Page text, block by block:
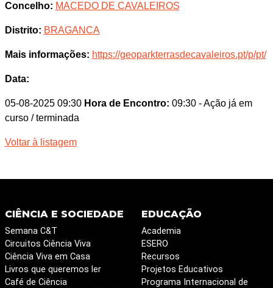
Concelho: MACEDO DE CAVALEIROS
Distrito: BRAGANCA
Mais informações: https://geoparkterrasdecavaleiros.pt/p/pt/
Data:
05-08-2025 09:30 Hora de Encontro: 09:30 - Ação já em
curso / terminada
Voltar à listagem
CIÊNCIA E SOCIEDADE
Semana C&T
Circuitos Ciência Viva
Ciência Viva em Casa
Livros que queremos ler
Café de Ciência
EDUCAÇÃO
Academia
ESERO
Recursos
Projetos Educativos
Programa Internacional de